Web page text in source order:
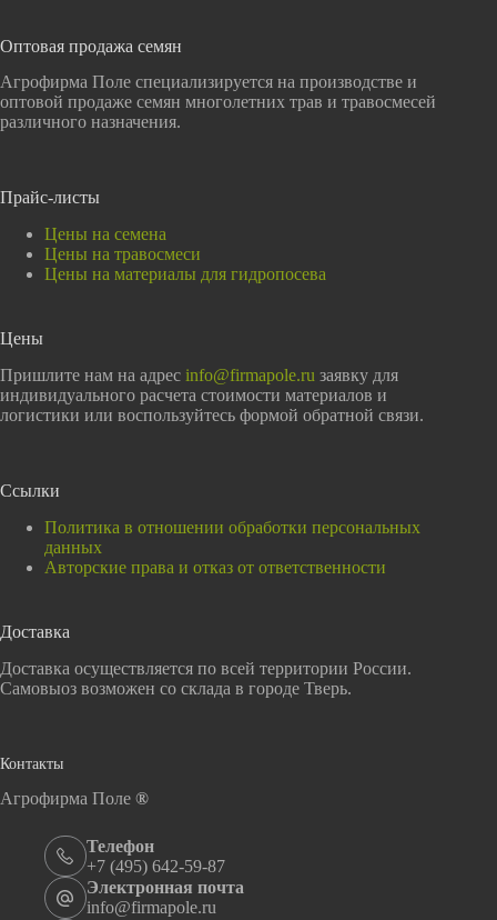
Оптовая продажа семян
Агрофирма Поле специализируется на производстве и
оптовой продаже семян многолетних трав и травосмесей
различного назначения.
Прайс-листы
Цены на семена
Цены на травосмеси
Цены на материалы для гидропосева
Цены
Пришлите нам на адрес info@firmapole.ru заявку для
индивидуального расчета стоимости материалов и
логистики или воспользуйтесь формой обратной связи.
Ссылки
Политика в отношении обработки персональных
данных
Авторские права и отказ от ответственности
Доставка
Доставка осуществляется по всей территории России.
Самовыоз возможен со склада в городе Тверь.
Контакты
Агрофирма Поле ®
Телефон
+7 (495) 642-59-87
Электронная почта
info@firmapole.ru